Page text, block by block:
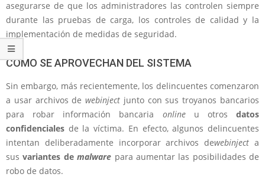
asegurarse de que los administradores las controlen siempre
durante las pruebas de carga, los controles de calidad y la
implementación de medidas de seguridad.
CÓMO SE APROVECHAN DEL SISTEMA
Sin embargo, más recientemente, los delincuentes comenzaron
a usar archivos dewebinject junto con sus troyanos bancarios
para robar información bancaria onlineu otrosdatos
confidenciales de la víctima. En efecto, algunos delincuentes
intentan deliberadamente incorporar archivos dewebinject a
susvariantes demalware para aumentar las posibilidades de
robo de datos.